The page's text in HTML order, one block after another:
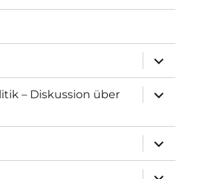
anzeigen
– Diskussion über
anzeigen
anzeigen